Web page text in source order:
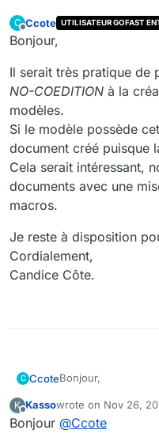
C
Offline
Ccote UTILISATEUR GOFAST
Bonjour,
Il serait très pratique de
NO-COEDITION à la
modèles.
Si le modèle possède
document créé puisque
Cela serait intéressant,
documents avec une
macros.
Je reste à disposition
Cordialement,
Candice Côte.
C CcoteBonjour,
Il serait très
NO-COEDITION
K
Offline
Kassowrote on Nov 26,
last edited by
Bonjour @Ccote